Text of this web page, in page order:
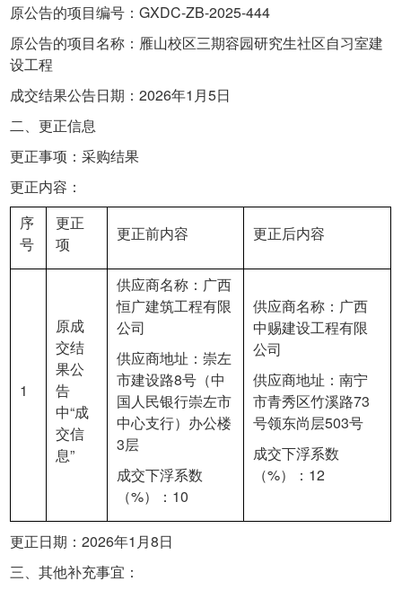
原公告的项目编号：GXDC-ZB-2025-444
原公告的项目名称：雁山校区三期容园研究生社区自习室建
设工程
成交结果公告日期：2026年1月5日
二、更正信息
更正事项：采购结果
更正内容：
序
号
更正
项
更正前内容 更正后内容
1
原成
交结
果公
告
中“成
交信
息”
供应商名称：广西
恒广建筑工程有限
公司
供应商地址：崇左
市建设路8号（中
国人民银行崇左市
中心支行）办公楼
3层
成交下浮系数
（%）：10
供应商名称：广西
中赐建设工程有限
公司
供应商地址：南宁
市青秀区竹溪路73
号领东尚层503号
成交下浮系数
（%）：12
更正日期：2026年1月8日
三、其他补充事宜：